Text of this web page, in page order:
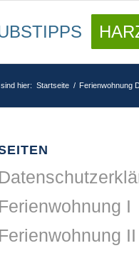
hier: Startseite / Ferienwohnung
Ferienwohnung I
Ferienwohnung II